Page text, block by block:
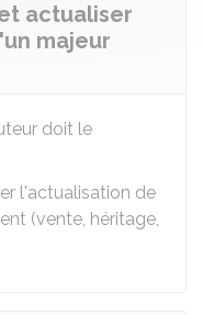
actualiser
majeur
doit le
l'actualisation de
(vente, héritage,